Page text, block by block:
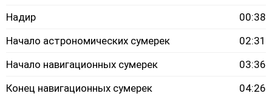
Надир
00:38
Начало астрономических сумерек
02:31
Начало навигационных сумерек
03:36
Конец навигационных сумерек
04:26